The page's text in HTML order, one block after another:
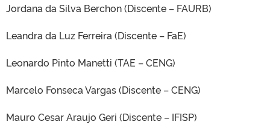
Jordana da Silva Berchon (Discente – FAURB)
Leandra da Luz Ferreira (Discente – FaE)
Leonardo Pinto Manetti (TAE – CENG)
Marcelo Fonseca Vargas (Discente – CENG)
Mauro Cesar Araujo Geri (Discente – IFISP)